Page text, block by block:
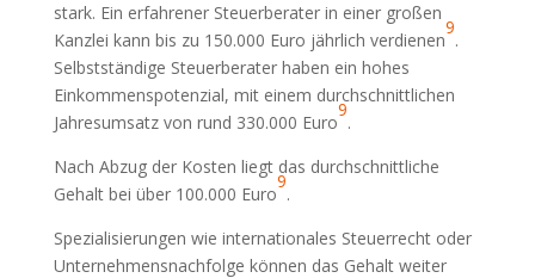
stark. Ein erfahrener Steuerberater in einer großen
Kanzlei kann bis zu 150.000 Euro jährlich verdienen
9
.
Selbstständige Steuerberater haben ein hohes
Einkommenspotenzial, mit einem durchschnittlichen
Jahresumsatz von rund 330.000 Euro
9
.
Nach Abzug der Kosten liegt das durchschnittliche
Gehalt bei über 100.000 Euro
9
.
Spezialisierungen wie internationales Steuerrecht oder
Unternehmensnachfolge können das Gehalt weiter